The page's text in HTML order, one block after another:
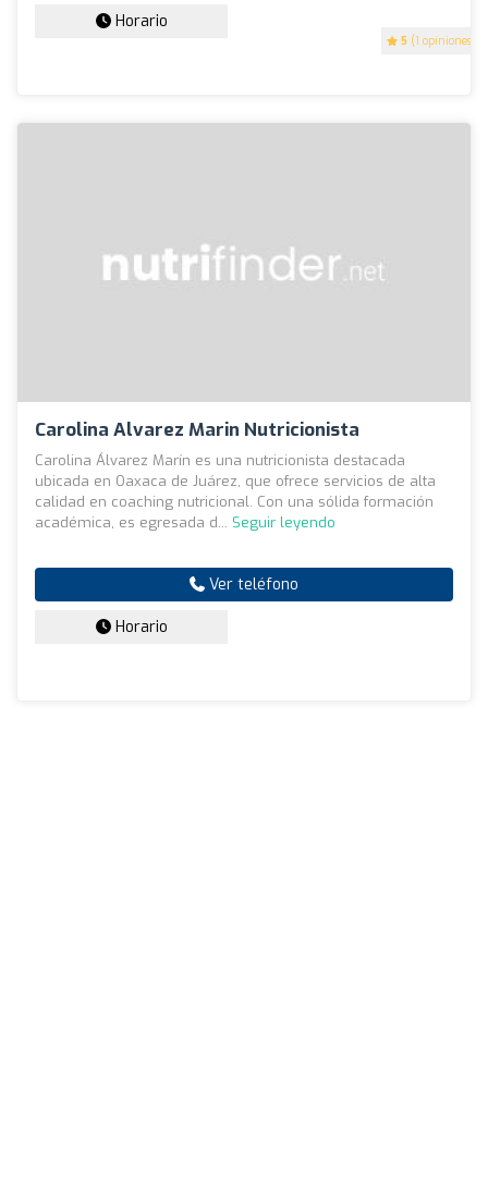
5 (1 opiniones)
Horario
Carolina Alvarez Marin Nutricionista
Carolina Álvarez Marín es una nutricionista destacada
ubicada en Oaxaca de Juárez, que ofrece servicios de alta
calidad en coaching nutricional. Con una sólida formación
académica, es egresada d... Seguir leyendo
Ver teléfono
Horario